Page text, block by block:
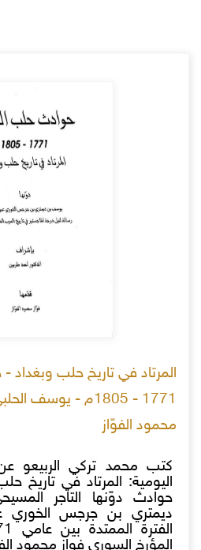
المرتاد في تاريخ حلب وبغداد
1771 - 1805م - يوسف
محمود الفوّاز
كتب محمد تركي الربيعو
اليومية: المرتاد في تاريخ
حوادث دوّنها التاجر
ديمتري بن جرجس الخوري
المؤرخ السوري فواز محمود